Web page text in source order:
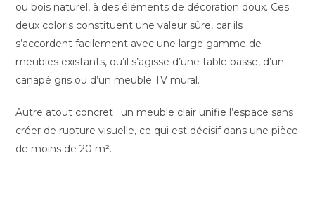
ou bois naturel, à des éléments de décoration doux. Ces
deux coloris constituent une valeur sûre, car ils
s’accordent facilement avec une large gamme de
meubles existants, qu’il s’agisse d’une table basse, d’un
canapé gris ou d’un meuble TV mural.
Autre atout concret : un meuble clair unifie l’espace sans
créer de rupture visuelle, ce qui est décisif dans une pièce
de moins de 20 m².